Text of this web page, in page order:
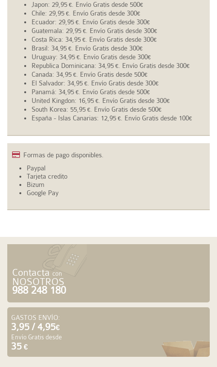
Japon: 29,95 € . Envío Gratis desde 500€
Chile: 29,95 € . Envío Gratis desde 300€
Ecuador: 29,95 € . Envío Gratis desde 300€
Guatemala: 29,95 € . Envío Gratis desde 300€
Costa Rica: 34,95 € . Envío Gratis desde 300€
Brasil: 34,95 € . Envío Gratis desde 300€
Uruguay: 34,95 € . Envío Gratis desde 300€
Republica Dominicana: 34,95 € . Envío Gratis desde 300€
Canada: 34,95 € . Envío Gratis desde 500€
El Salvador: 34,95 € . Envío Gratis desde 300€
Panamá: 34,95 € . Envío Gratis desde 500€
United Kingdon: 16,95 € . Envío Gratis desde 300€
South Korea: 55,95 € . Envío Gratis desde 500€
España - Islas Canarias: 12,95 € . Envío Gratis desde 100€
Formas de pago disponibles.
Paypal
Tarjeta credito
Bizum
Google Pay
Contacta con
NOSOTROS
988 248 180
GASTOS ENVÍO:
3,95 / 4,95€
Envío Gratis desde
35 €